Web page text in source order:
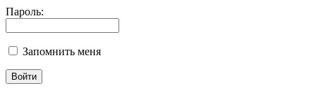
Пароль:
Запомнить меня